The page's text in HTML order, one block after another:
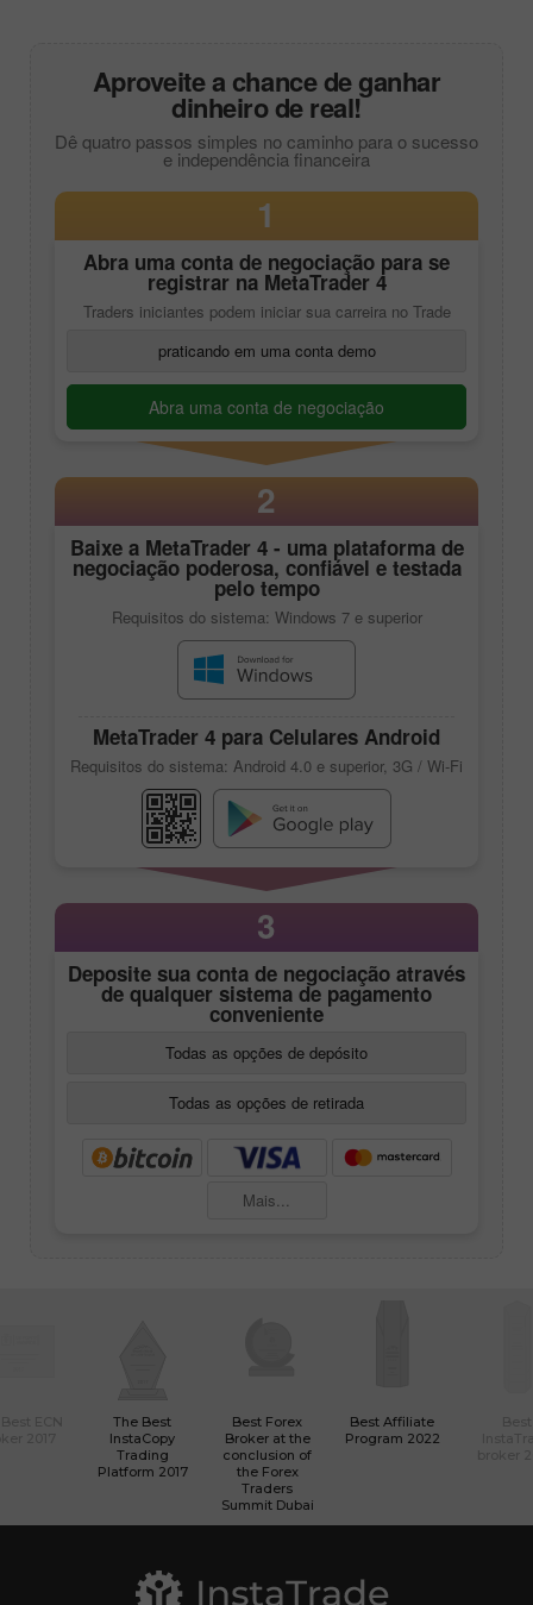
Aproveite a chance de ganhar
dinheiro de real!
Dê quatro passos simples no caminho para o sucesso
e independência financeira
1
Abra uma conta de negociação para se
registrar na MetaTrader 4
Traders iniciantes podem iniciar sua carreira no Trade
praticando em uma conta demo
Abra uma conta de negociação
2
Baixe a MetaTrader 4- uma plataforma de
negociação poderosa, confiável e testada
pelo tempo
Requisitos do sistema: Windows 7 e superior
MetaTrader 4 para Celulares Android
Requisitos do sistema: Android 4.0 e superior, 3G / Wi-Fi
3
Deposite sua conta de negociação através
de qualquer sistema de pagamento
conveniente
Todas as opções de depósito
Todas as opções de retirada
Mais...
The Best
InstaCopy
Trading
Platform 2017
Best Forex
Broker at the
conclusion of
the Forex
Traders
Summit Dubai
Best Affiliate
Program 2022